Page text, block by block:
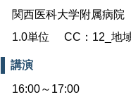
関西医科大学附属病
1.0単位
CC：12_地
講演
16:00～17:00